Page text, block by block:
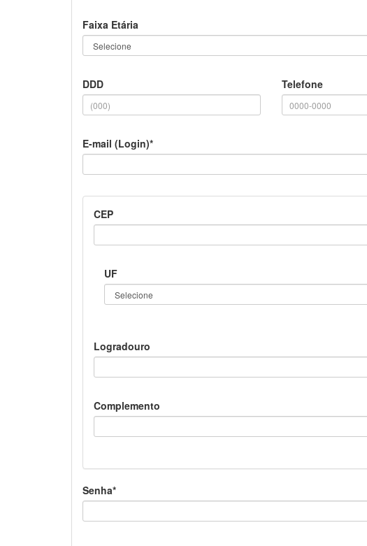
Faixa Etária
DDD Telefone
E-mail (Login)*
CEP
UF
Logradouro
Complemento
Senha*